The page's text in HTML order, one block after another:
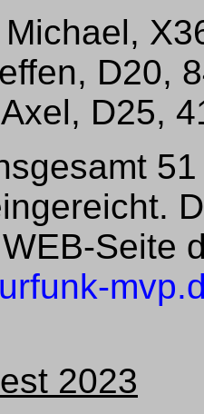
D20,
D25,
Seite
2023